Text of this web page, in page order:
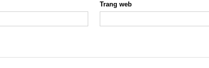
Trang web